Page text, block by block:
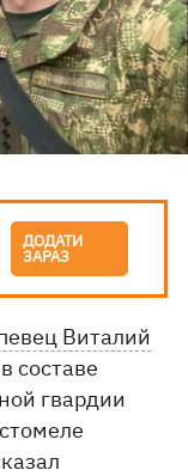
ДОДАТИ
ЗАРАЗ
Виталий
составе
гвардии